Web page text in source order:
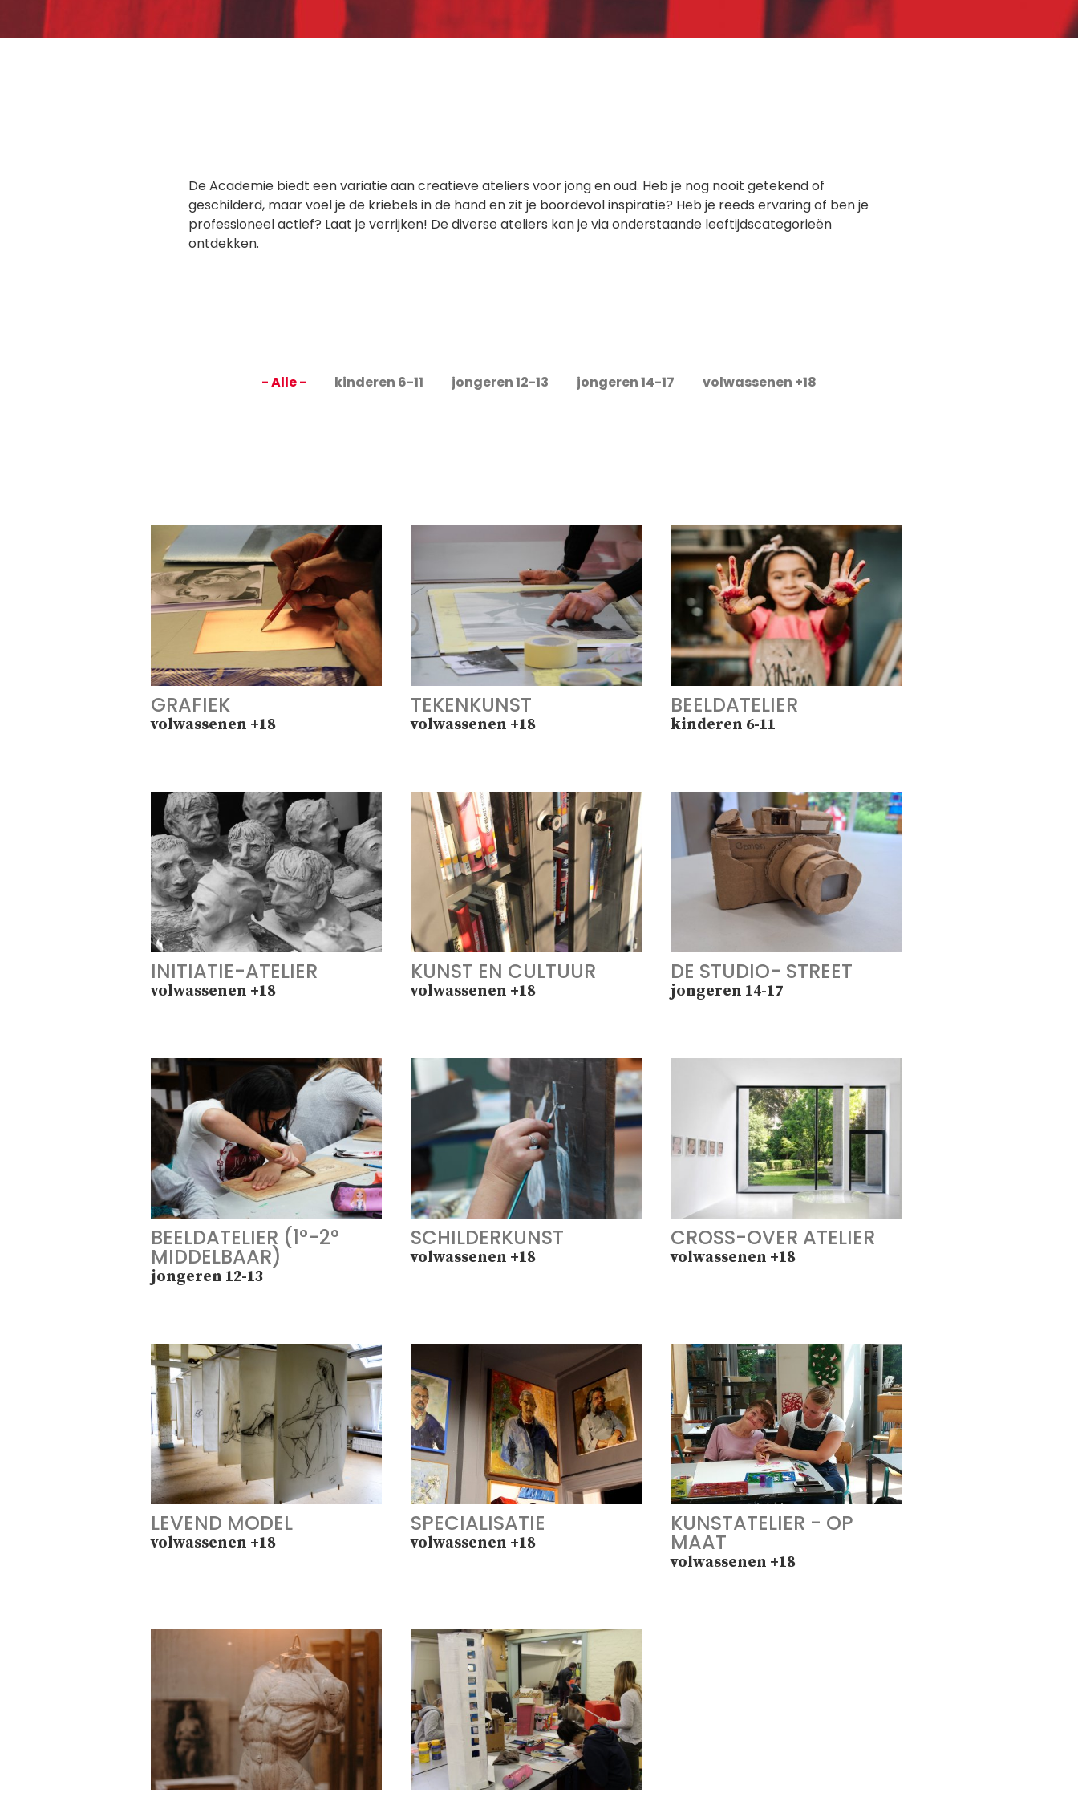
De Academie biedt een variatie aan creatieve ateliers voor jong en oud. Heb je nog nooit getekend of
geschilderd, maar voel je de kriebels in de hand en zit je boordevol inspiratie? Heb je reeds ervaring of ben je
professioneel actief? Laat je verrijken! De diverse ateliers kan je via onderstaande leeftijdscategorieën
ontdekken.
- Alle - kinderen 6-11 jongeren 12-13 jongeren 14-17 volwassenen +18
GRAFIEK
volwassenen +18
TEKENKUNST
volwassenen +18
BEELDATELIER
kinderen 6-11
INITIATIE-ATELIER
volwassenen +18
KUNST EN CULTUUR
volwassenen +18
DE STUDIO- STREET
jongeren 14-17
BEELDATELIER (1°-2°
MIDDELBAAR)
jongeren 12-13
SCHILDERKUNST
volwassenen +18
CROSS-OVER ATELIER
volwassenen +18
LEVEND MODEL
volwassenen +18
SPECIALISATIE
volwassenen +18
KUNSTATELIER - OP
MAAT
volwassenen +18